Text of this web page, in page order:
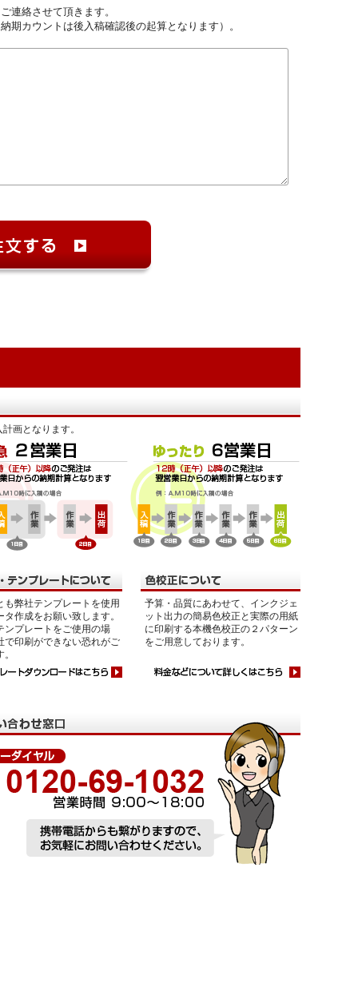
連絡させて頂きます。
期カウントは後入稿確認後の起算となります）。
画となります。
も弊社テンプレートを使用
タ作成をお願い致します。
ンプレートをご使用の場
で印刷ができない恐れがご
予算・品質にあわせて、インクジェ
ット出力の簡易色校正と実際の用紙
に印刷する本機色校正の２パターン
をご用意しております。